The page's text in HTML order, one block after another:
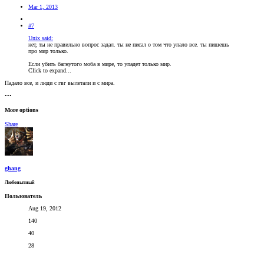
Mar 1, 2013
#7
Unix said:
нет, ты не правильно вопрос задал. ты не писал о том что упало все. ты пишешь
про мир только.
Если убить багнутого моба в мире, то упадет только мир.
Click to expand...
Падало все, и люди с гвг вылетали и с мира.
•••
More options
Share
ghang
Любопытный
Пользователь
Aug 19, 2012
140
40
28